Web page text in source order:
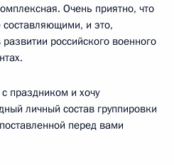
Очень приятно, что
и это,
российского военного
праздником и хочу
личный состав группировки
перед вами